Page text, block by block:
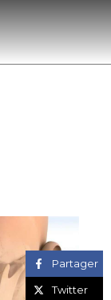
Partager
Twitter